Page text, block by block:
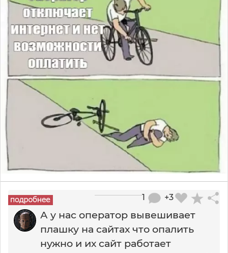
+3
1
А у нас оператор вывешивает
плашку на сайтах что опалить
нужно и их сайт работает